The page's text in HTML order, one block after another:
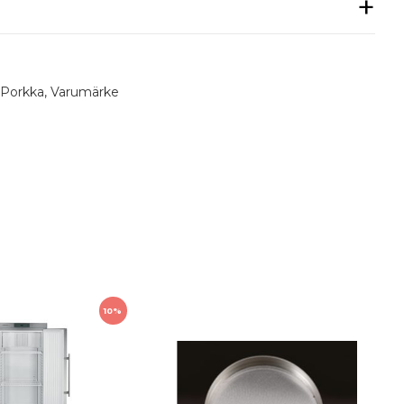
AISI 304.
Porkka, Varumärke
10%